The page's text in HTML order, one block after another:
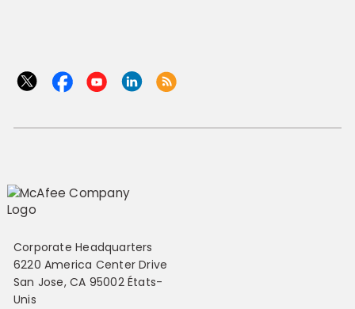
Corporate Headquarters
6220 America Center Drive
San Jose, CA 95002 États-
Unis